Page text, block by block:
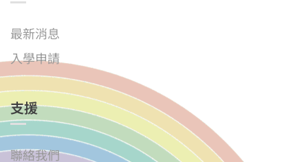
最新消息
入學申請
支援
聯絡我們